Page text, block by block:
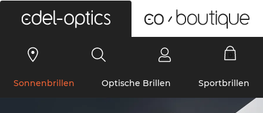
Sonnenbrillen Optische Brillen Sportbrillen